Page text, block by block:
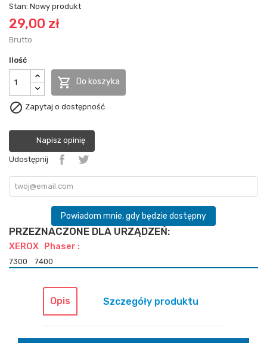
Stan: Nowy produkt
29,00 zł
Brutto
Ilość
 Do koszyka
 Zapytaj o dostępność
Napisz opinię
Udostępnij
Powiadom mnie, gdy będzie dostępny
PRZEZNACZONE DLA URZĄDZEŃ:
XEROX Phaser :
7300 7400
Opis Szczegóły produktu